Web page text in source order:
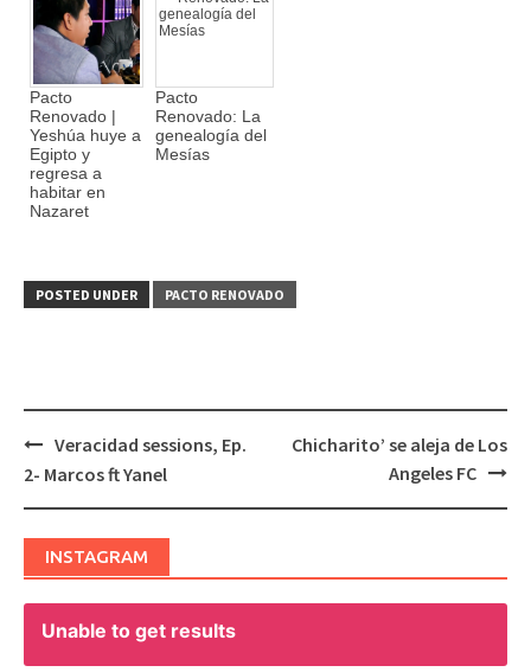
Pacto
Renovado |
Yeshúa huye a
Egipto y
regresa a
habitar en
Nazaret
Pacto
Renovado: La
genealogía del
Mesías
POSTED UNDER PACTO RENOVADO
Post
Veracidad sessions, Ep.
2- Marcos ft Yanel
Chicharito’ se aleja de Los
Angeles FC
INSTAGRAM
Unable to get results